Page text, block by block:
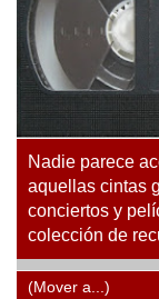
Nadie parece
aquellas cintas
conciertos y
colección de